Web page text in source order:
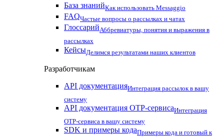
База знанийКак использовать Messaggio
FAQЧастые вопросы о рассылках и чатах
ГлоссарийАббревиатуры, понятия и выражения в
рассылках
КейсыДелимся результатами наших клиентов
Разработчикам
API документацияИнтеграция рассылок в вашу
систему
API документация OTP-сервисаИнтеграция
OTP-сервиса в вашу систему
SDK и примеры кодаПримеры кода и готовый к